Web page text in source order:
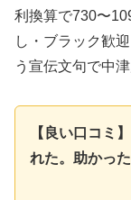
利換算で730〜
し・ブラック歓
う宣伝文句で中
【良い口コミ
れた。助かった